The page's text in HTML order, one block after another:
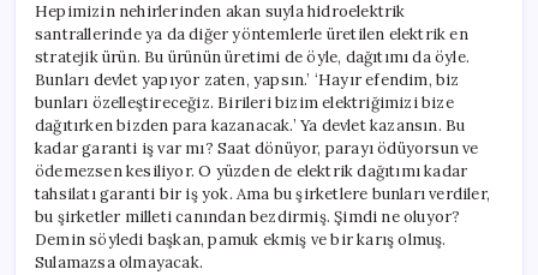
Hepimizin nehirlerinden akan suyla hidroelektrik
santrallerinde ya da diğer yöntemlerle üretilen elektrik en
stratejik ürün. Bu ürünün üretimi de öyle, dağıtımı da öyle.
Bunları devlet yapıyor zaten, yapsın.’ ‘Hayır efendim, biz
bunları özelleştireceğiz. Birileri bizim elektriğimizi bize
dağıtırken bizden para kazanacak.’ Ya devlet kazansın. Bu
kadar garanti iş var mı? Saat dönüyor, parayı ödüyorsun ve
ödemezsen kesiliyor. O yüzden de elektrik dağıtımı kadar
tahsilatı garanti bir iş yok. Ama bu şirketlere bunları verdiler,
bu şirketler milleti canından bezdirmiş. Şimdi ne oluyor?
Demin söyledi başkan, pamuk ekmiş ve bir karış olmuş.
Sulamazsa olmayacak.